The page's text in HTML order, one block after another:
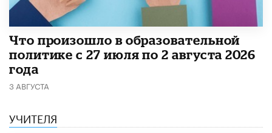
​Что произошло в образовательной
политике с 27 июля по 2 августа 2026
года
3 АВГУСТА
УЧИТЕЛЯ